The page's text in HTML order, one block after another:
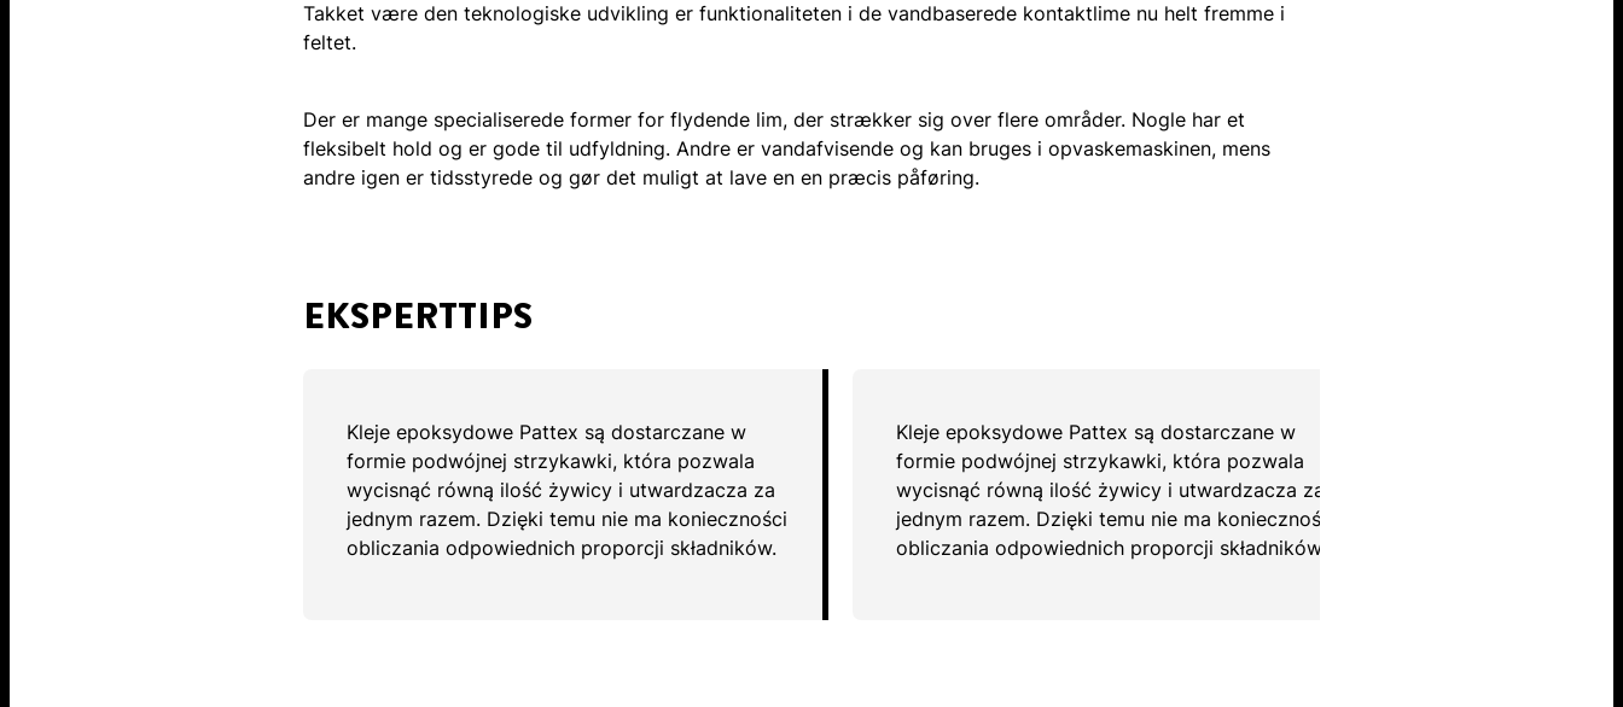
Takket være den teknologiske udvikling er funktionaliteten i de vandbaserede kontaktlime nu helt fremme i
feltet.
Der er mange specialiserede former for flydende lim, der strækker sig over flere områder. Nogle har et
fleksibelt hold og er gode til udfyldning. Andre er vandafvisende og kan bruges i opvaskemaskinen, mens
andre igen er tidsstyrede og gør det muligt at lave en en præcis påføring.
EKSPERTTIPS
Kleje epoksydowe Pattex są dostarczane w
formie podwójnej strzykawki, która pozwala
wycisnąć równą ilość żywicy i utwardzacza za
jednym razem. Dzięki temu nie ma konieczności
obliczania odpowiednich proporcji składników.
Kleje epoksydowe Pattex są dostarczane w
formie podwójnej strzykawki, która pozwala
wycisnąć równą ilość żywicy i utwardzacza za
jednym razem. Dzięki temu nie ma konieczności
obliczania odpowiednich proporcji składników.